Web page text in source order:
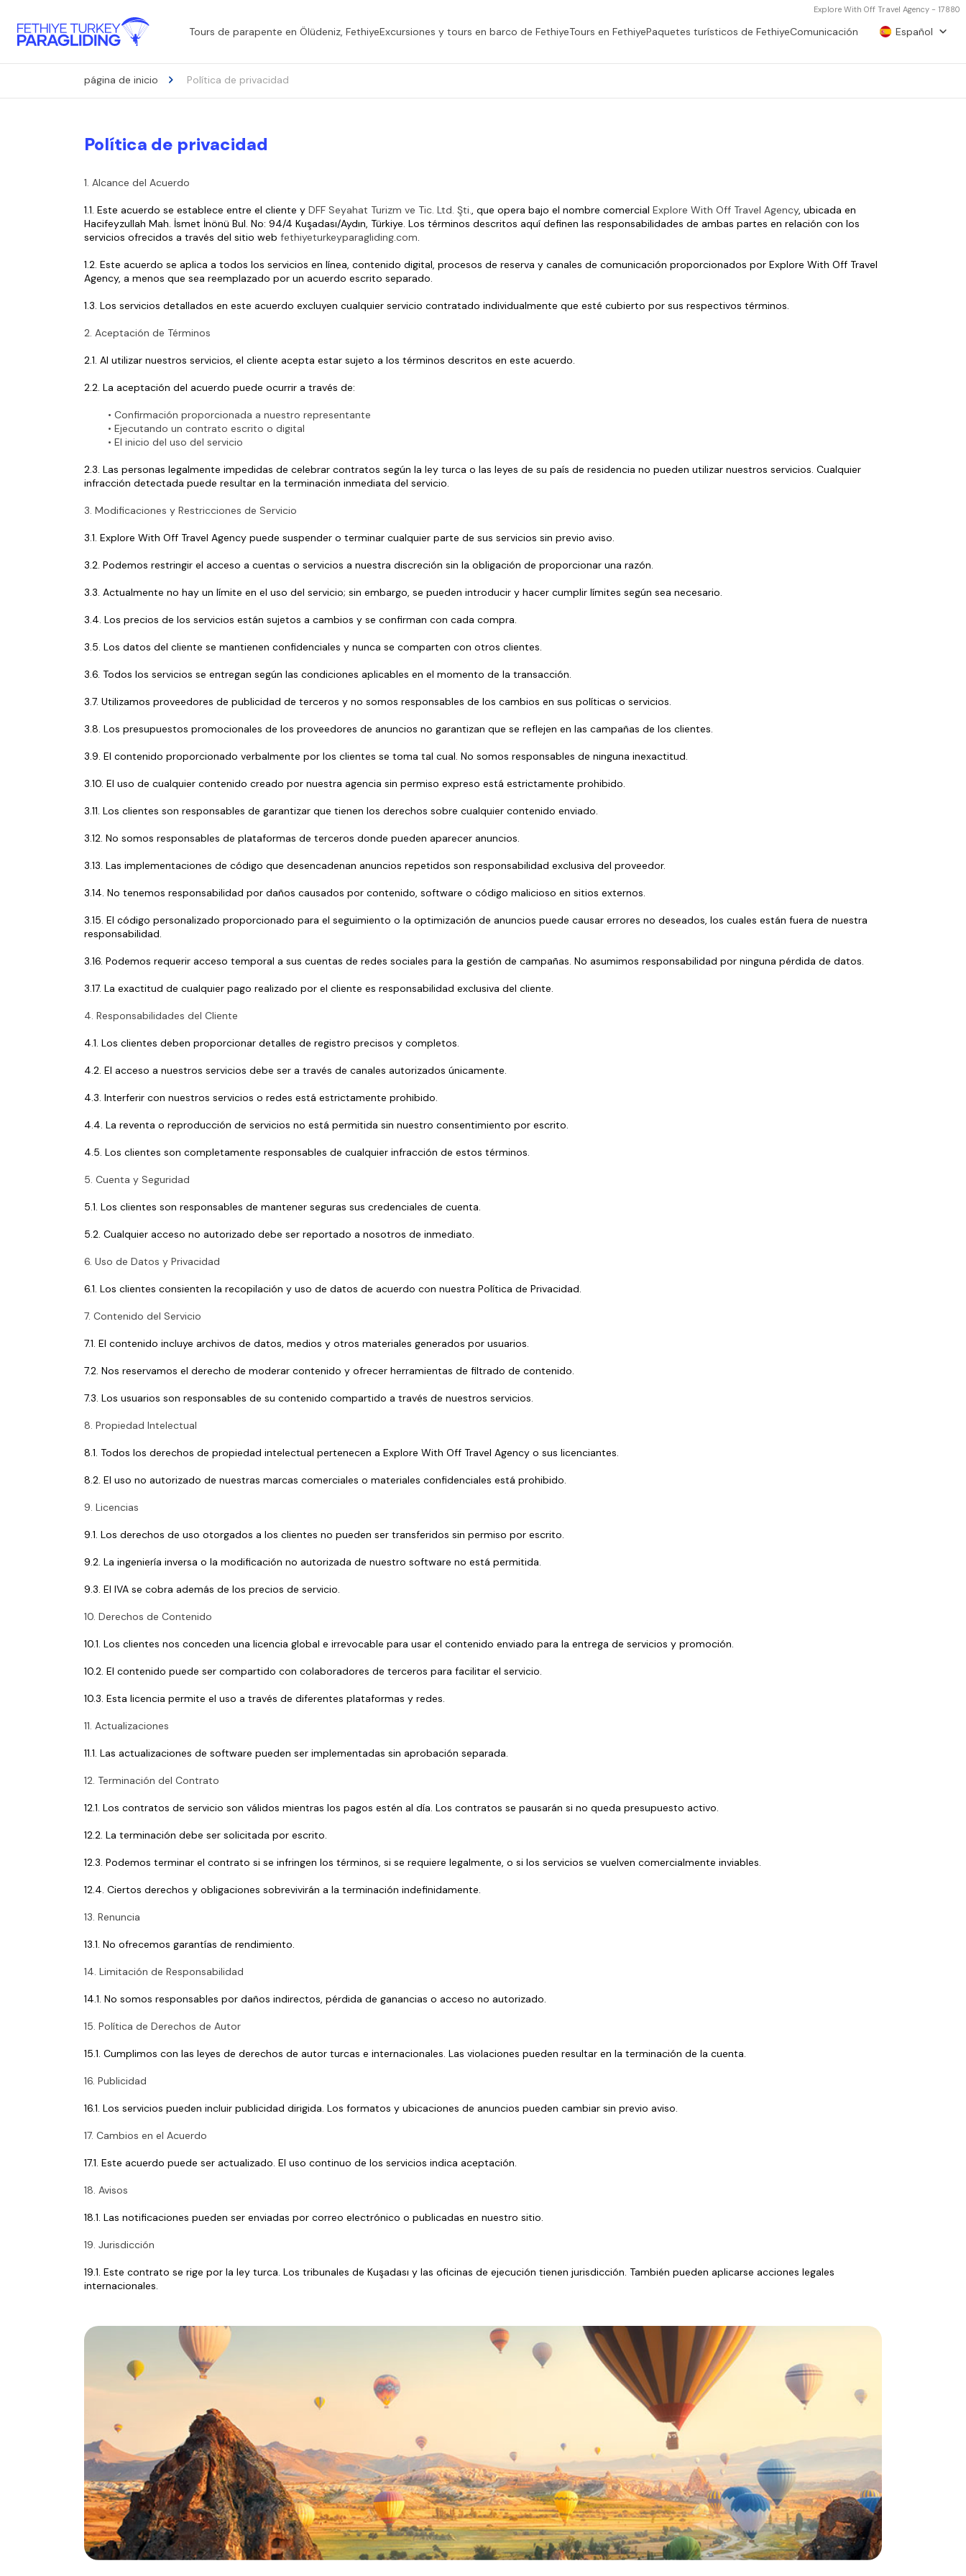
Explore With Off Travel Agency - 17880
Tours de parapente en Ölüdeniz, FethiyeExcursiones y tours en barco de FethiyeTours en FethiyePaquetes turísticos de FethiyeComunicación Español
página de inicio Política de privacidad
Política de privacidad
1. Alcance del Acuerdo
1.1. Este acuerdo se establece entre el cliente y DFF Seyahat Turizm ve Tic. Ltd. Şti., que opera bajo el nombre comercial Explore With Off Travel Agency, ubicada en
Hacifeyzullah Mah. İsmet İnönü Bul. No: 94/4 Kuşadası/Aydın, Türkiye. Los términos descritos aquí definen las responsabilidades de ambas partes en relación con los
servicios ofrecidos a través del sitio web fethiyeturkeyparagliding.com.
1.2. Este acuerdo se aplica a todos los servicios en línea, contenido digital, procesos de reserva y canales de comunicación proporcionados por Explore With Off Travel
Agency, a menos que sea reemplazado por un acuerdo escrito separado.
1.3. Los servicios detallados en este acuerdo excluyen cualquier servicio contratado individualmente que esté cubierto por sus respectivos términos.
2. Aceptación de Términos
2.1. Al utilizar nuestros servicios, el cliente acepta estar sujeto a los términos descritos en este acuerdo.
2.2. La aceptación del acuerdo puede ocurrir a través de:
Confirmación proporcionada a nuestro representante
Ejecutando un contrato escrito o digital
El inicio del uso del servicio
2.3. Las personas legalmente impedidas de celebrar contratos según la ley turca o las leyes de su país de residencia no pueden utilizar nuestros servicios. Cualquier
infracción detectada puede resultar en la terminación inmediata del servicio.
3. Modificaciones y Restricciones de Servicio
3.1. Explore With Off Travel Agency puede suspender o terminar cualquier parte de sus servicios sin previo aviso.
3.2. Podemos restringir el acceso a cuentas o servicios a nuestra discreción sin la obligación de proporcionar una razón.
3.3. Actualmente no hay un límite en el uso del servicio; sin embargo, se pueden introducir y hacer cumplir límites según sea necesario.
3.4. Los precios de los servicios están sujetos a cambios y se confirman con cada compra.
3.5. Los datos del cliente se mantienen confidenciales y nunca se comparten con otros clientes.
3.6. Todos los servicios se entregan según las condiciones aplicables en el momento de la transacción.
3.7. Utilizamos proveedores de publicidad de terceros y no somos responsables de los cambios en sus políticas o servicios.
3.8. Los presupuestos promocionales de los proveedores de anuncios no garantizan que se reflejen en las campañas de los clientes.
3.9. El contenido proporcionado verbalmente por los clientes se toma tal cual. No somos responsables de ninguna inexactitud.
3.10. El uso de cualquier contenido creado por nuestra agencia sin permiso expreso está estrictamente prohibido.
3.11. Los clientes son responsables de garantizar que tienen los derechos sobre cualquier contenido enviado.
3.12. No somos responsables de plataformas de terceros donde pueden aparecer anuncios.
3.13. Las implementaciones de código que desencadenan anuncios repetidos son responsabilidad exclusiva del proveedor.
3.14. No tenemos responsabilidad por daños causados por contenido, software o código malicioso en sitios externos.
3.15. El código personalizado proporcionado para el seguimiento o la optimización de anuncios puede causar errores no deseados, los cuales están fuera de nuestra
responsabilidad.
3.16. Podemos requerir acceso temporal a sus cuentas de redes sociales para la gestión de campañas. No asumimos responsabilidad por ninguna pérdida de datos.
3.17. La exactitud de cualquier pago realizado por el cliente es responsabilidad exclusiva del cliente.
4. Responsabilidades del Cliente
4.1. Los clientes deben proporcionar detalles de registro precisos y completos.
4.2. El acceso a nuestros servicios debe ser a través de canales autorizados únicamente.
4.3. Interferir con nuestros servicios o redes está estrictamente prohibido.
4.4. La reventa o reproducción de servicios no está permitida sin nuestro consentimiento por escrito.
4.5. Los clientes son completamente responsables de cualquier infracción de estos términos.
5. Cuenta y Seguridad
5.1. Los clientes son responsables de mantener seguras sus credenciales de cuenta.
5.2. Cualquier acceso no autorizado debe ser reportado a nosotros de inmediato.
6. Uso de Datos y Privacidad
6.1. Los clientes consienten la recopilación y uso de datos de acuerdo con nuestra Política de Privacidad.
7. Contenido del Servicio
7.1. El contenido incluye archivos de datos, medios y otros materiales generados por usuarios.
7.2. Nos reservamos el derecho de moderar contenido y ofrecer herramientas de filtrado de contenido.
7.3. Los usuarios son responsables de su contenido compartido a través de nuestros servicios.
8. Propiedad Intelectual
8.1. Todos los derechos de propiedad intelectual pertenecen a Explore With Off Travel Agency o sus licenciantes.
8.2. El uso no autorizado de nuestras marcas comerciales o materiales confidenciales está prohibido.
9. Licencias
9.1. Los derechos de uso otorgados a los clientes no pueden ser transferidos sin permiso por escrito.
9.2. La ingeniería inversa o la modificación no autorizada de nuestro software no está permitida.
9.3. El IVA se cobra además de los precios de servicio.
10. Derechos de Contenido
10.1. Los clientes nos conceden una licencia global e irrevocable para usar el contenido enviado para la entrega de servicios y promoción.
10.2. El contenido puede ser compartido con colaboradores de terceros para facilitar el servicio.
10.3. Esta licencia permite el uso a través de diferentes plataformas y redes.
11. Actualizaciones
11.1. Las actualizaciones de software pueden ser implementadas sin aprobación separada.
12. Terminación del Contrato
12.1. Los contratos de servicio son válidos mientras los pagos estén al día. Los contratos se pausarán si no queda presupuesto activo.
12.2. La terminación debe ser solicitada por escrito.
12.3. Podemos terminar el contrato si se infringen los términos, si se requiere legalmente, o si los servicios se vuelven comercialmente inviables.
12.4. Ciertos derechos y obligaciones sobrevivirán a la terminación indefinidamente.
13. Renuncia
13.1. No ofrecemos garantías de rendimiento.
14. Limitación de Responsabilidad
14.1. No somos responsables por daños indirectos, pérdida de ganancias o acceso no autorizado.
15. Política de Derechos de Autor
15.1. Cumplimos con las leyes de derechos de autor turcas e internacionales. Las violaciones pueden resultar en la terminación de la cuenta.
16. Publicidad
16.1. Los servicios pueden incluir publicidad dirigida. Los formatos y ubicaciones de anuncios pueden cambiar sin previo aviso.
17. Cambios en el Acuerdo
17.1. Este acuerdo puede ser actualizado. El uso continuo de los servicios indica aceptación.
18. Avisos
18.1. Las notificaciones pueden ser enviadas por correo electrónico o publicadas en nuestro sitio.
19. Jurisdicción
19.1. Este contrato se rige por la ley turca. Los tribunales de Kuşadası y las oficinas de ejecución tienen jurisdicción. También pueden aplicarse acciones legales
internacionales.